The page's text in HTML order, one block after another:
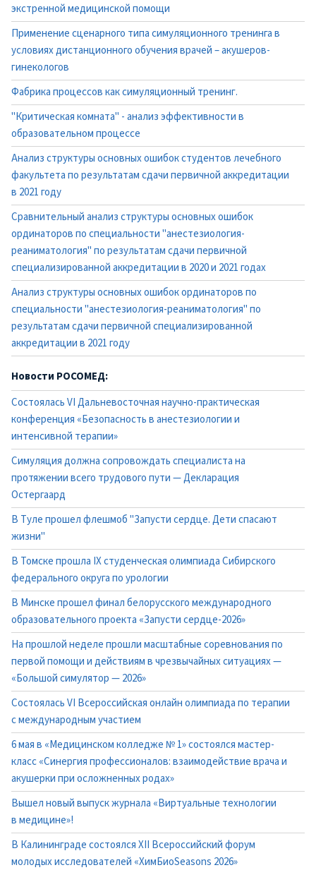
экстренной медицинской помощи
Применение сценарного типа симуляционного тренинга в
условиях дистанционного обучения врачей – акушеров-
гинекологов
Фабрика процессов как симуляционный тренинг.
"Критическая комната" - анализ эффективности в
образовательном процессе
Анализ структуры основных ошибок студентов лечебного
факультета по результатам сдачи первичной аккредитации
в 2021 году
Сравнительный анализ структуры основных ошибок
ординаторов по специальности "анестезиология-
реаниматология" по результатам сдачи первичной
специализированной аккредитации в 2020 и 2021 годах
Анализ структуры основных ошибок ординаторов по
специальности "анестезиология-реаниматология" по
результатам сдачи первичной специализированной
аккредитации в 2021 году
Новости РОСОМЕД:
Состоялась VI Дальневосточная научно-практическая
конференция «Безопасность в анестезиологии и
интенсивной терапии»
Симуляция должна сопровождать специалиста на
протяжении всего трудового пути — Декларация
Остергаард
В Туле прошел флешмоб "Запусти сердце. Дети спасают
жизни"
В Томске прошла IX студенческая олимпиада Сибирского
федерального округа по урологии
В Минске прошел финал белорусского международного
образовательного проекта «Запусти сердце-2026»
На прошлой неделе прошли масштабные соревнования по
первой помощи и действиям в чрезвычайных ситуациях —
«Большой симулятор — 2026»
Состоялась VI Всероссийская онлайн олимпиада по терапии
с международным участием
6 мая в «Медицинском колледже № 1» состоялся мастер-
класс «Синергия профессионалов: взаимодействие врача и
акушерки при осложненных родах»
Вышел новый выпуск журнала «Виртуальные технологии
в медицине»!
В Калининграде состоялся XII Всероссийский форум
молодых исследователей «ХимБиоSeasons 2026»